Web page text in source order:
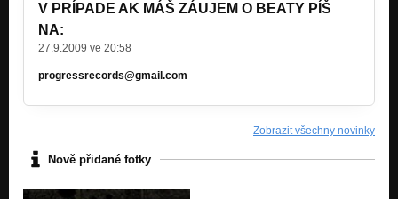
V PRÍPADE AK MÁŠ ZÁUJEM O BEATY PÍŠ
NA:
27.9.2009 ve 20:58
progressrecords@gmail.com
Zobrazit všechny novinky
Nově přidané fotky